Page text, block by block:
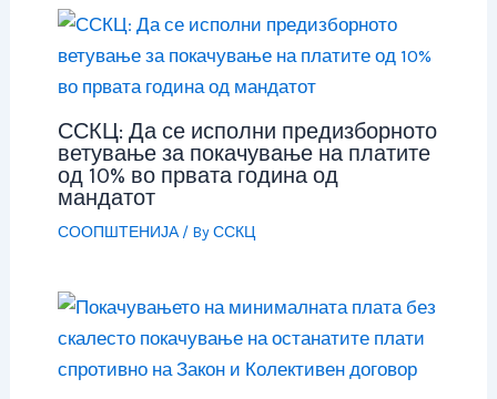
ССКЦ: Да се исполни предизборното
ветување за покачување на платите
од 10% во првата година од
мандатот
СООПШТЕНИЈА/ ByССКЦ